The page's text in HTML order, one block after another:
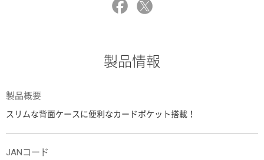
製品情報
製品概要
スリムな背面ケースに便利なカードポケット搭載！
JANコード